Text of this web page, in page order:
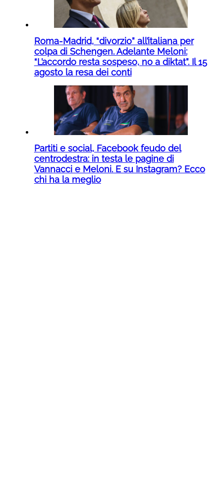
Roma-Madrid, “divorzio” all’italiana per
colpa di Schengen. Adelante Meloni:
“L’accordo resta sospeso, no a diktat”. Il 15
agosto la resa dei conti
Partiti e social, Facebook feudo del
centrodestra: in testa le pagine di
Vannacci e Meloni. E su Instagram? Ecco
chi ha la meglio